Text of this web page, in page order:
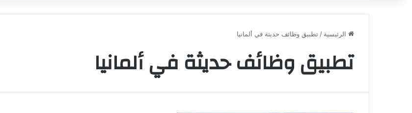
الرئيسية / تطبيق وظائف حديثة في ألمانيا
تطبيق وظائف حديثة في ألمانيا